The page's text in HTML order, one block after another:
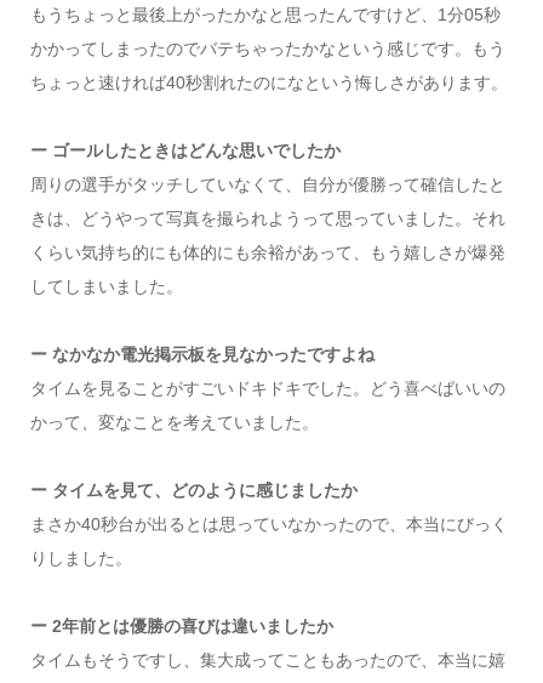
もうちょっと最後上がったかなと思ったんですけど、1分05秒
かかってしまったのでバテちゃったかなという感じです。もう
ちょっと速ければ40秒割れたのになという悔しさがあります。
ー ゴールしたときはどんな思いでしたか
周りの選手がタッチしていなくて、自分が優勝って確信したと
きは、どうやって写真を撮られようって思っていました。それ
くらい気持ち的にも体的にも余裕があって、もう嬉しさが爆発
してしまいました。
ー なかなか電光掲示板を見なかったですよね
タイムを見ることがすごいドキドキでした。どう喜べばいいの
かって、変なことを考えていました。
ー タイムを見て、どのように感じましたか
まさか40秒台が出るとは思っていなかったので、本当にびっく
りしました。
ー 2年前とは優勝の喜びは違いましたか
タイムもそうですし、集大成ってこともあったので、本当に嬉